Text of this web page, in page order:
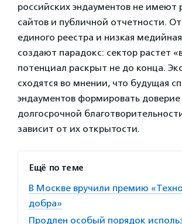
российских эндаументов не
сайтов и публичной отчетности.
единого реестра и низкая
создают парадокс: сектор растет
потенциал раскрыт не до конца.
сходятся во мнении, что будущая
эндаументов формировать доверие
долгосрочной
зависит от их открытости.
Ещё по теме
В Москве вручили премию
добра»
Продлен особый порядок